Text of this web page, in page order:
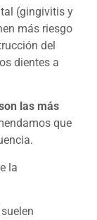
(gingivitis y
más riesgo
del
dientes a
las más
que
la